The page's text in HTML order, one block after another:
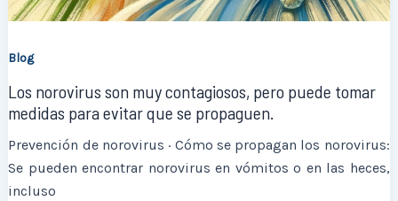
Blog
Los norovirus son muy contagiosos, pero puede tomar
medidas para evitar que se propaguen.
Prevención de norovirus · Cómo se propagan los norovirus:
Se pueden encontrar norovirus en vómitos o en las heces,
incluso